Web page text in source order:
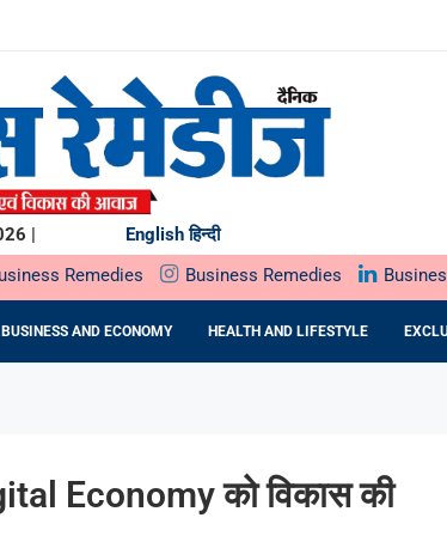
| English हिन्दी
Remedies Business Remedies
BUSINESS AND ECONOMY HEALTH AND LIFESTYLE
Economy को विकास की